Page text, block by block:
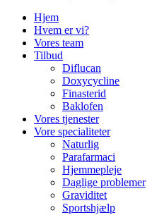
Hjem
Hvem er vi?
Vores team
Tilbud
Diflucan
Doxycycline
Finasterid
Baklofen
Vores tjenester
Vore specialiteter
Naturlig
Parafarmaci
Hjemmepleje
Daglige problemer
Graviditet
Sportshjælp